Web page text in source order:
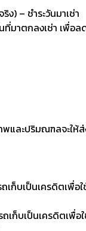
ง) – ชำระวันมาเช่า
ที่มาตกลงเช่า เพื่อ
ะปริมณฑลจะให้ส่
บเป็นเครดิตเพื่อ
บเป็นเครดิตเพื่อ